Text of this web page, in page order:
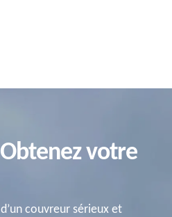
votre
couvreur sérieux et